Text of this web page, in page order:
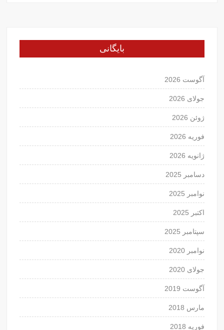
بایگانی
آگوست 2026
جولای 2026
ژوئن 2026
فوریه 2026
ژانویه 2026
دسامبر 2025
نوامبر 2025
اکتبر 2025
سپتامبر 2025
نوامبر 2020
جولای 2020
آگوست 2019
مارس 2018
فوریه 2018